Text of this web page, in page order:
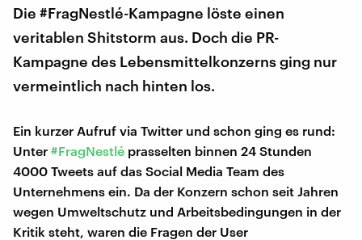
Die #FragNestlé-Kampagne löste einen
veritablen Shitstorm aus. Doch die PR-
Kampagne des Lebensmittelkonzerns ging nur
vermeintlich nach hinten los.
Ein kurzer Aufruf via Twitter und schon ging es rund:
Unter #FragNestlé prasselten binnen 24 Stunden
4000 Tweets auf das Social Media Team des
Unternehmens ein. Da der Konzern schon seit Jahren
wegen Umweltschutz und Arbeitsbedingungen in der
Kritik steht, waren die Fragen der User